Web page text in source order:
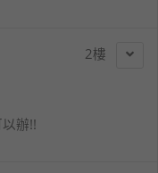
2
辦!!